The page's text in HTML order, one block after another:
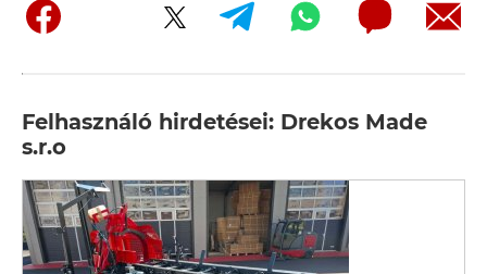
Felhasználó hirdetései: Drekos Made
s.r.o